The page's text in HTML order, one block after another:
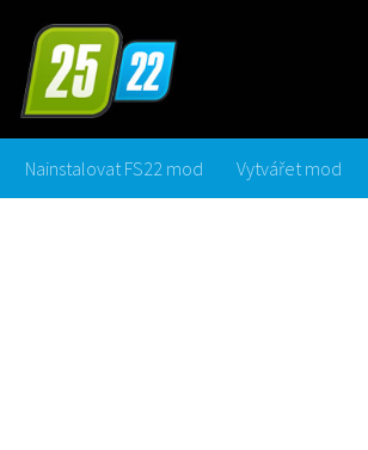
Nainstalovat FS22 mod Vytvářet mod